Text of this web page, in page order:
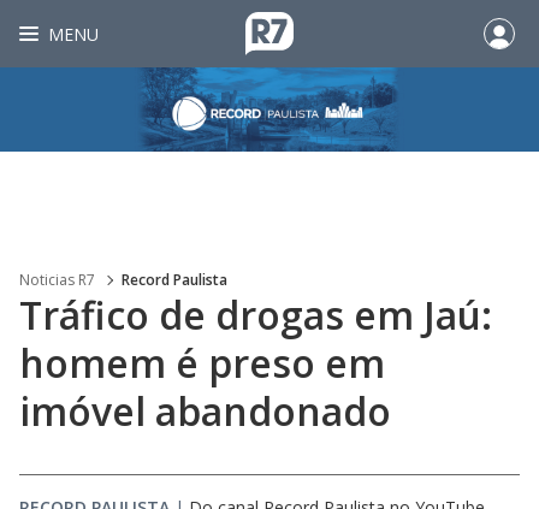
MENU
Noticias R7 Record Paulista
Tráfico de drogas em Jaú:
homem é preso em
imóvel abandonado